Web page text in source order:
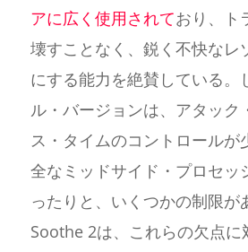
アに広く使用されており、ト
壊すことなく、鋭く不快なレ
にする能力を絶賛している。
ル・バージョンは、アタック
ス・タイムのコントロールが
全なミッドサイド・プロセッ
ったりと、いくつかの制限が
Soothe 2は、これらの欠点に